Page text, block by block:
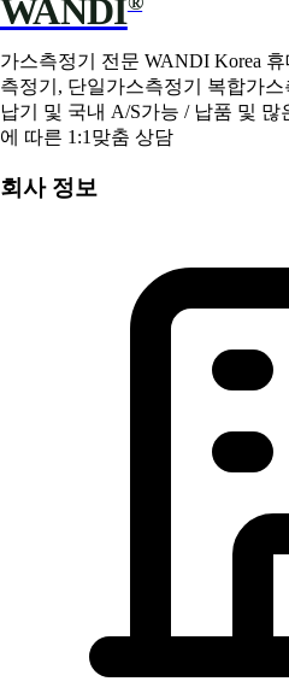
WANDI
가스측정기 전문 WANDI Korea
측정기, 단일가스측정기 복합가
납기 및 국내 A/S가능 / 납품 및
에 따른 1:1맞춤 상담
회사 정보